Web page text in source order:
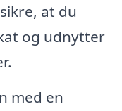
at du
og udnytter
med en